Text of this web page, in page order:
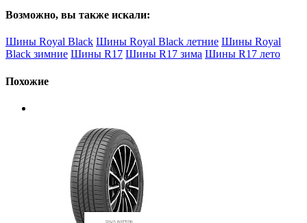
Возможно, вы также искали:
Шины Royal Black Шины Royal Black летние Шины Royal
Black зимние Шины R17 Шины R17 зима Шины R17 лето
Похожие